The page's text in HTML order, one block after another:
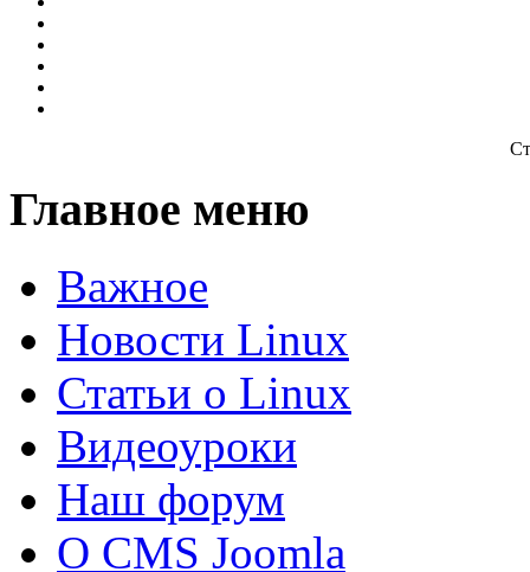
Главное меню
Важное
Новости Linux
Статьи о Linux
Видеоуроки
Наш форум
О CMS Joomla